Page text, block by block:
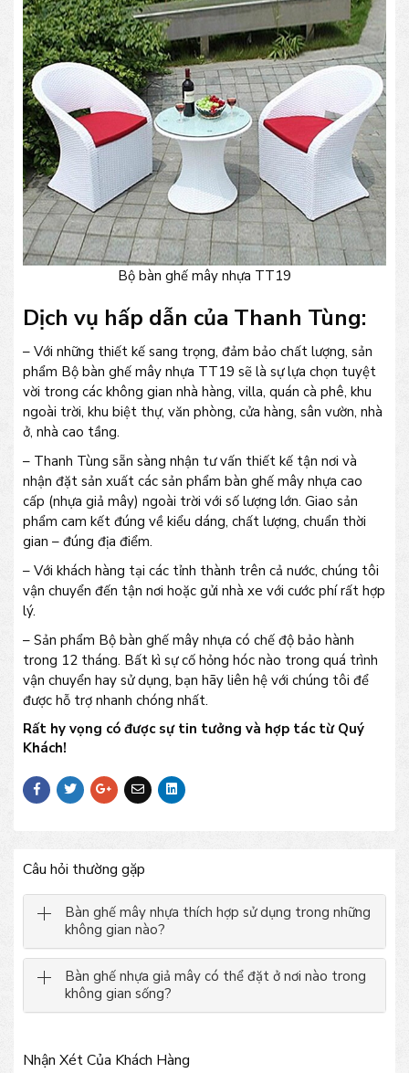
Bộ bàn ghế mây nhựa TT19
Dịch vụ hấp dẫn của Thanh Tùng:
– Với những thiết kế sang trọng, đảm bảo chất lượng, sản
phẩm Bộ bàn ghế mây nhựa TT19 sẽ là sự lựa chọn tuyệt
vời trong các không gian nhà hàng, villa, quán cà phê, khu
ngoài trời, khu biệt thự, văn phòng, cửa hàng, sân vườn, nhà
ở, nhà cao tầng.
– Thanh Tùng sẵn sàng nhận tư vấn thiết kế tận nơi và
nhận đặt sản xuất các sản phẩm bàn ghế mây nhựa cao
cấp (nhựa giả mây) ngoài trời với số lượng lớn. Giao sản
phẩm cam kết đúng về kiểu dáng, chất lượng, chuẩn thời
gian – đúng địa điểm.
– Với khách hàng tại các tỉnh thành trên cả nước, chúng tôi
vận chuyển đến tận nơi hoặc gửi nhà xe với cước phí rất hợp
lý.
– Sản phẩm Bộ bàn ghế mây nhựa có chế độ bảo hành
trong 12 tháng. Bất kì sự cố hỏng hóc nào trong quá trình
vận chuyển hay sử dụng, bạn hãy liên hệ với chúng tôi để
được hỗ trợ nhanh chóng nhất.
Rất hy vọng có được sự tin tưởng và hợp tác từ Quý
Khách!
Câu hỏi thường gặp
Bàn ghế mây nhựa thích hợp sử dụng trong những
không gian nào?
Bàn ghế nhựa giả mây có thể đặt ở nơi nào trong
không gian sống?
Nhận Xét Của Khách Hàng